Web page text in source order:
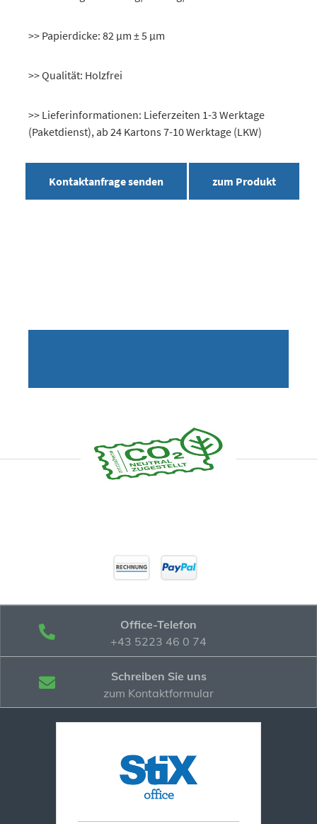
>> Papierdicke: 82 μm ± 5 μm
>> Qualität: Holzfrei
>> Lieferinformationen: Lieferzeiten 1-3 Werktage
(Paketdienst), ab 24 Kartons 7-10 Werktage (LKW)
Kontaktanfrage senden zum Produkt
Office-Telefon
+43 5223 46 0 74
Schreiben Sie uns
zum Kontaktformular